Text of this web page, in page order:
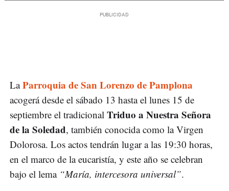
LaParroquia de San Lorenzo de Pamplona
acogerá desde el sábado 13 hasta el lunes 15 de
septiembre el tradicional Triduo a Nuestra Señora
de la Soledad, también conocida como la Virgen
Dolorosa. Los actos tendrán lugar a las 19:30 horas,
en el marco de la eucaristía, y este año se celebran
bajo el lema “María, intercesora universal”.